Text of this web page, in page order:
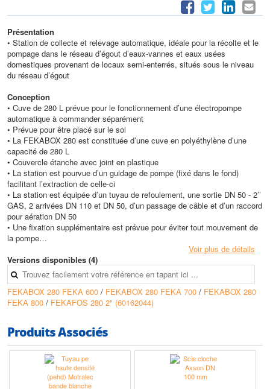
Présentation
• Station de collecte et relevage automatique, idéale pour la récolte et le
pompage dans le réseau d’égout d’eaux-vannes et eaux usées
domestiques provenant de locaux semi-enterrés, situés sous le niveau
du réseau d’égout
Conception
• Cuve de 280 L prévue pour le fonctionnement d’une électropompe
automatique à commander séparément
• Prévue pour être placé sur le sol
• La FEKABOX 280 est constituée d’une cuve en polyéthylène d’une
capacité de 280 L
• Couvercle étanche avec joint en plastique
• La station est pourvue d’un guidage de pompe (fixé dans le fond)
facilitant l’extraction de celle-ci
• La station est équipée d’un tuyau de refoulement, une sortie DN 50 - 2’’
GAS, 2 arrivées DN 110 et DN 50, d’un passage de câble et d’un raccord
pour aération DN 50
• Une fixation supplémentaire est prévue pour éviter tout mouvement de
la pompe
• Avec le clip livré, il est possible de régler l’amplitude du flotteur
Caractéristiques techniques
• Température max du liquide pompé : + 50° C
• Liquide pompé : chargé avec corps solides en suspension d’un
diamètre max de 50 mm (FEKA VS)
- FEKA VS-1000 M-A - FEKA VS-1200 M-A – GRINDER GL 1000 MA
• Pompe à commander séparément
• Hauteur max (HMT) : 23 m
• Débit max : 32 m3/h
Voir plus de détails
Versions disponibles (4)
FEKABOX 280 FEKA 600 / FEKABOX 280 FEKA 700 / FEKABOX 280
FEKA 800 / FEKAFOS 280 2" (60162044)
Produits Associés